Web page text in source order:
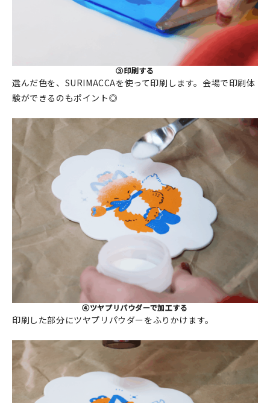
③印刷する
選んだ色を、SURIMACCAを使って印刷します。会場で印刷体
験ができるのもポイント◎
④ツヤプリパウダーで加工する
印刷した部分にツヤプリパウダーをふりかけます。